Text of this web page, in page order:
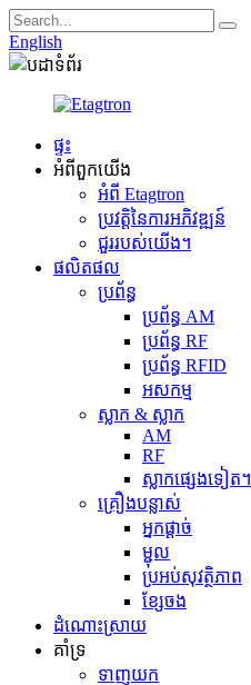
English
ផ្ទះ
អំពី​ពួក​យើង
អំពី Etagtron
ប្រវត្តិនៃការអភិវឌ្ឍន៍
ជួររបស់យើង។
ផលិតផល
ប្រព័ន្ធ
ប្រព័ន្ធ AM
ប្រព័ន្ធ RF
ប្រព័ន្ធ RFID
អសកម្ម
ស្លាក & ស្លាក
AM
RF
ស្លាកផ្សេងទៀត។
គ្រឿងបន្លាស់
អ្នកផ្ដាច់
ម្ជុល
ប្រអប់សុវត្ថិភាព
ខ្សែចង
ដំណោះស្រាយ
គាំទ្រ
ទាញយក